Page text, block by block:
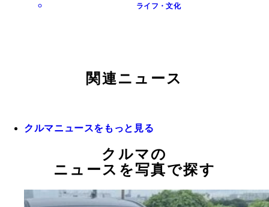
ライフ・文化
関連ニュース
クルマニュースをもっと見る
クルマの
ニュースを写真で探す